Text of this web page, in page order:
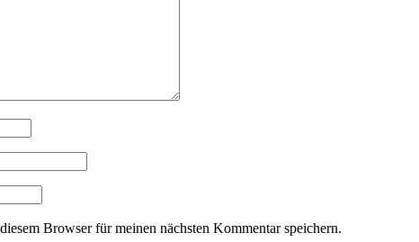
Browser für meinen nächsten Kommentar speichern.